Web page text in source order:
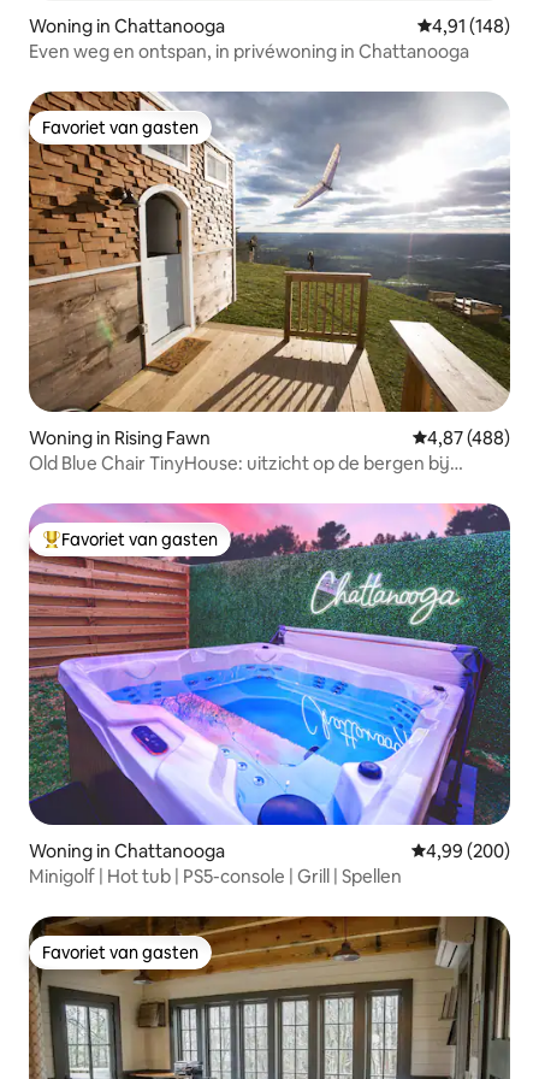
Woning in Chattanooga Gemiddelde
4,91 (148)
Even weg en ontspan, in privéwoning in Chattanooga
Favoriet van gasten
Favoriet van gasten
Woning in Rising Fawn Gemiddelde
4,87 (488)
Old Blue Chair TinyHouse: uitzicht op de bergen bij
Topfavoriet van gasten
Favoriet van gasten
Woning in Chattanooga Gemiddelde
4,99 (200)
Minigolf | Hot tub | PS5-console | Grill | Spellen
Favoriet van gasten
Favoriet van gasten